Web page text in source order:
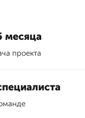
месяца
проекта